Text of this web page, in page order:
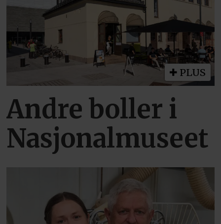
PLUS
Andre boller i
Nasjonalmuseet